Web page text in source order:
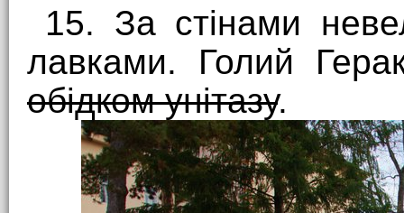
15. За стінами
лавками. Голий
обідком унітазу.